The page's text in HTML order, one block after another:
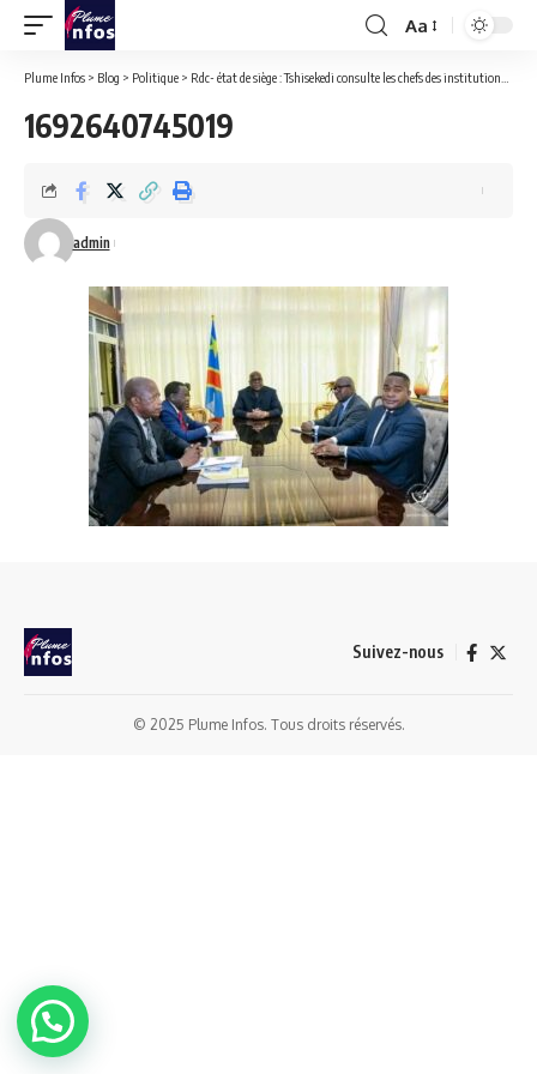
Font
Resizer
Aa
Plume Infos > Blog > Politique > Rdc- état de siège : Tshisekedi consulte les chefs des institutions.
1692640745019
admin
Suivez-nous
© 2025 Plume Infos. Tous droits réservés.